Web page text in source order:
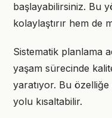
başlayabilirsiniz. Bu
kolaylaştırır hem de
Sistematik planlama
yaşam sürecinde
yaratıyor. Bu
yolu kısaltabilir.